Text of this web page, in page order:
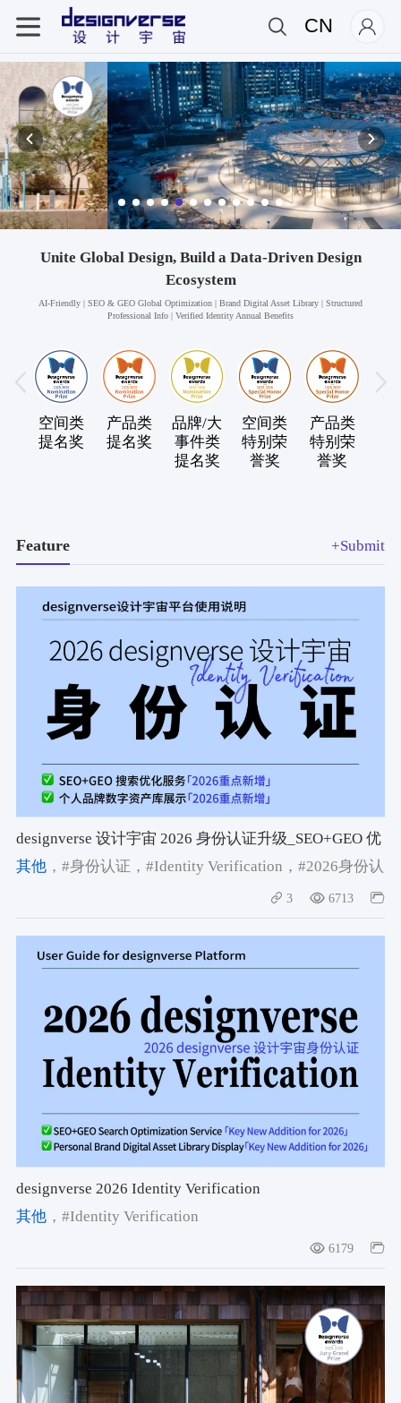
CN
Unite Global Design, Build a Data-Driven Design
Ecosystem
AI-Friendly | SEO & GEO Global Optimization | Brand Digital Asset Library | Structured
Professional Info | Verified Identity Annual Benefits
空间类
提名奖
产品类
提名奖
品牌/大
事件类
提名奖
空间类
特别荣
誉奖
产品类
特别荣
誉奖
Feature +Submit
designverse 设计宇宙 2026 身份认证升级_SEO+GEO 优
化_品牌数字资产库服务全解析
其他，#身份认证 ，#Identity Verification ，#2026身份认
3 6713
designverse 2026 Identity Verification
Upgrade_SEO+GEO Optimization_Complete Guide to
Brand Digital Asset Library Services
其他，#Identity Verification
6179